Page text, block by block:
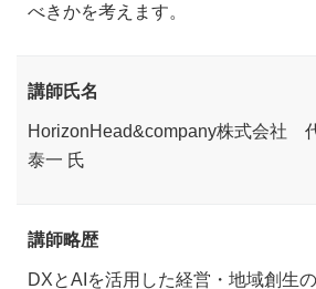
べきかを考えます。
講師氏名
HorizonHead&company株式会社
泰一 氏
講師略歴
DXとAIを活用した経営・地域創生の